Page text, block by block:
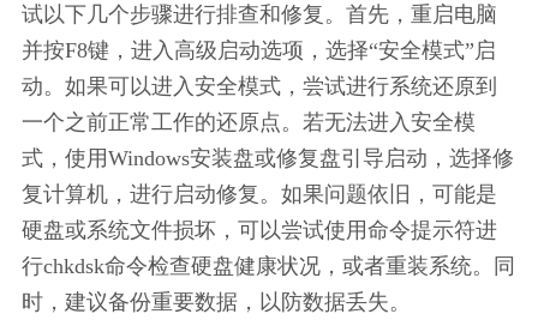
试以下几个步骤进行排查和修复。首先，重启电脑
并按F8键，进入高级启动选项，选择“安全模式”启
动。如果可以进入安全模式，尝试进行系统还原到
一个之前正常工作的还原点。若无法进入安全模
式，使用Windows安装盘或修复盘引导启动，选择修
复计算机，进行启动修复。如果问题依旧，可能是
硬盘或系统文件损坏，可以尝试使用命令提示符进
行chkdsk命令检查硬盘健康状况，或者重装系统。同
时，建议备份重要数据，以防数据丢失。